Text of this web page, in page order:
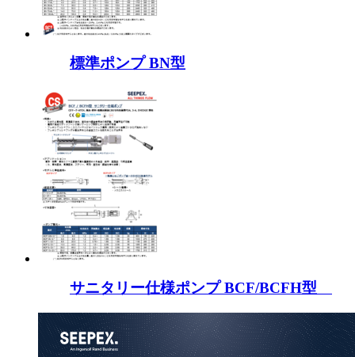
標準ポンプ BN型
サニタリー仕様ポンプ BCF/BCFH型